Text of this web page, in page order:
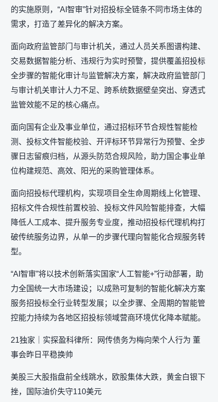
的实施原则，“AI智审”针对招投标全链条不同市场主体的
需求，打造了差异化的解决方案。
面向政府监管部门与审计机关，通过人员关系图谱构建、
交易数据智能分析、违规行为实时预警，提供覆盖招投标
全步骤的智能化审计与监管解决方案，解决政府监管部门
与审计机关审计人力不足、跨系统数据壁垒突出、穿透式
监管效能不足的核心痛点。
面向国有企业及事业单位，通过招标环节合规性智能检
测、投标文件智能校验、开评标环节异常行为预警、全步
骤日志留痕归档，从源头防范合规风险，助力国企事业单
位构建规范、高效、阳光的采购管理体系。
面向招投标代理机构，实现项目全生命周期线上化管理、
招标文件合规性前置校验、投标文件风险智能排查，大幅
降低人工成本、提升服务专业度，推动招投标代理机构打
破传统服务边界，从单一的步骤代理向智能化合规服务转
型。
“AI智审”将以技术创新落实国家“人工智能+”行动部署，助
力全国统一大市场建设；以成熟可复制的智能化解决方案
服务招投标全行业转型发展；以全步骤、全周期的智能管
控能力持续为各地区招投标领域营商环境优化降本赋能。
21独家｜实探盈科律所：网传债务为梅向荣个人行为 董
事会昨日平稳换帅
美股三大股指盘前全线跳水，欧股集体大跌，黄金白银下
挫，国际油价失守110美元